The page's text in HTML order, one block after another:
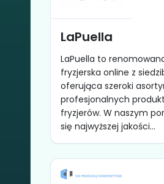
LaPuella
LaPuella to
fryzjerska online z
oferująca szeroki
profesjonalnych
fryzjerów. W naszym
się najwyższej jakości...